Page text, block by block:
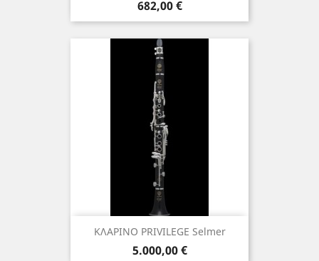
Τιμή
682,00 €
ΚΛΑΡΙΝΟ PRIVILEGE Selmer
Τιμή
5.000,00 €